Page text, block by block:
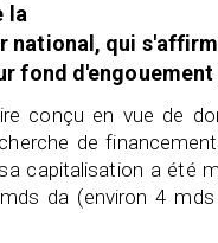
la
national, qui
fond
conçu en vue de
de
capitalisation a été
da (environ 4